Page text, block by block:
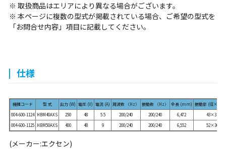
※ 取扱商品はエリアにより異なる場合がございます。
※ 本ページに複数の型式が掲載されている場合、ご希望の型式を
「お問合せ内容」項目に記載してください。
仕様
機種コード 型 式 出力 (W) 電圧 (V) 電流 (A) 周波数 （Hz） 振動数 （Hz） 全長 (mm) 振動部 (径×長
004-600-1124 HBM40AXS 250 48 5.5 200/240 200/240 6,472
43×310
004-600-1125 HBM50AXS 400 48 9 200/240 200/240 6,552 52×360
(メーカー:エクセン)